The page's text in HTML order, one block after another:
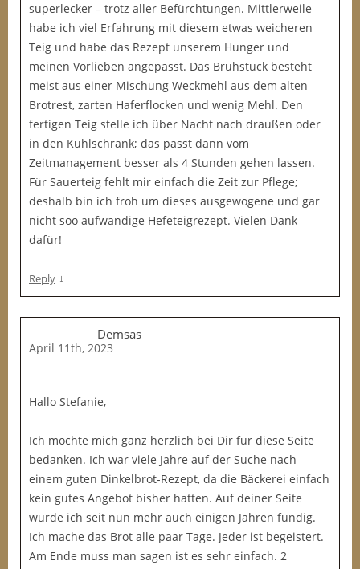
superlecker – trotz aller Befürchtungen. Mittlerweile
habe ich viel Erfahrung mit diesem etwas weicheren
Teig und habe das Rezept unserem Hunger und
meinen Vorlieben angepasst. Das Brühstück besteht
meist aus einer Mischung Weckmehl aus dem alten
Brotrest, zarten Haferflocken und wenig Mehl. Den
fertigen Teig stelle ich über Nacht nach draußen oder
in den Kühlschrank; das passt dann vom
Zeitmanagement besser als 4 Stunden gehen lassen.
Für Sauerteig fehlt mir einfach die Zeit zur Pflege;
deshalb bin ich froh um dieses ausgewogene und gar
nicht soo aufwändige Hefeteigrezept. Vielen Dank
dafür!
Reply ↓
Demsas
April 11th, 2023
Hallo Stefanie,
Ich möchte mich ganz herzlich bei Dir für diese Seite
bedanken. Ich war viele Jahre auf der Suche nach
einem guten Dinkelbrot-Rezept, da die Bäckerei einfach
kein gutes Angebot bisher hatten. Auf deiner Seite
wurde ich seit nun mehr auch einigen Jahren fündig.
Ich mache das Brot alle paar Tage. Jeder ist begeistert.
Am Ende muss man sagen ist es sehr einfach. 2